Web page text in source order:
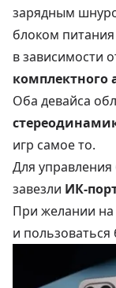
зарядным
блоком
в зависимости
комплектного
Оба девайса
игр самое то.
Для
завезли ИК-
При желании
и пользоваться